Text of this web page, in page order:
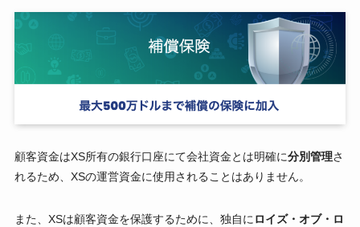
顧客資金はXS所有の銀行口座にて会社資金とは明確に分別管理さ
れるため、XSの運営資金に使用されることはありません。
また、XSは顧客資金を保護するために、独自に ロイズ・オブ・ロ